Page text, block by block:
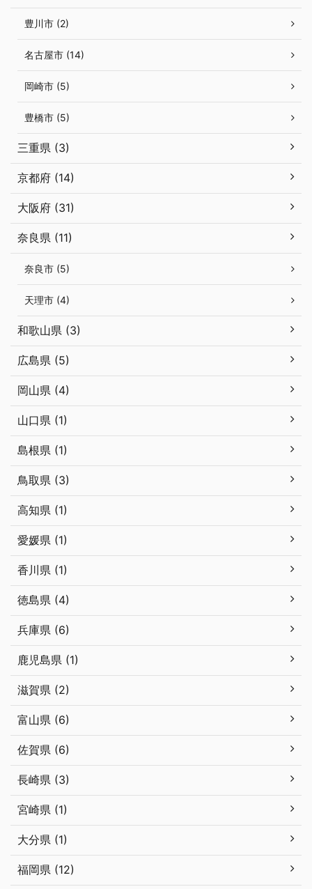
豊川市 (2)
名古屋市 (14)
岡崎市 (5)
豊橋市 (5)
三重県 (3)
京都府 (14)
大阪府 (31)
奈良県 (11)
奈良市 (5)
天理市 (4)
和歌山県 (3)
広島県 (5)
岡山県 (4)
山口県 (1)
島根県 (1)
鳥取県 (3)
高知県 (1)
愛媛県 (1)
香川県 (1)
徳島県 (4)
兵庫県 (6)
鹿児島県 (1)
滋賀県 (2)
富山県 (6)
佐賀県 (6)
長崎県 (3)
宮崎県 (1)
大分県 (1)
福岡県 (12)